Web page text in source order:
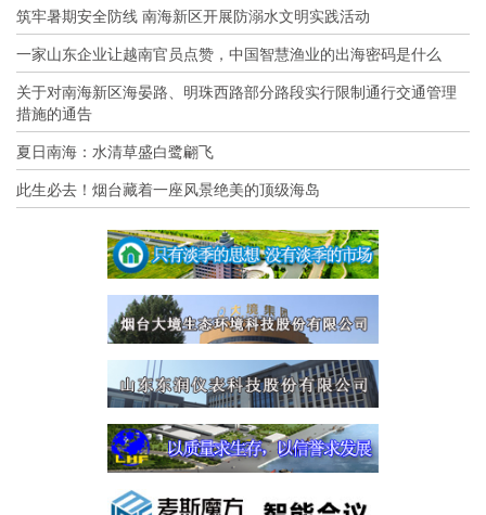
筑牢暑期安全防线 南海新区开展防溺水文明实践活动
一家山东企业让越南官员点赞，中国智慧渔业的出海密码是什么
关于对南海新区海晏路、明珠西路部分路段实行限制通行交通管理
措施的通告
夏日南海：水清草盛白鹭翩飞
此生必去！烟台藏着一座风景绝美的顶级海岛